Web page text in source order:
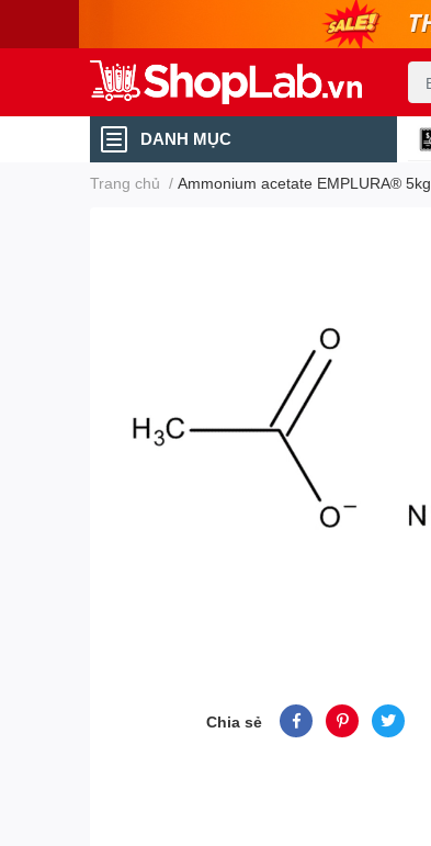
DANH MỤC
Trang chủ / Ammonium acetate EMPLURA® 5kg
Chia sẻ